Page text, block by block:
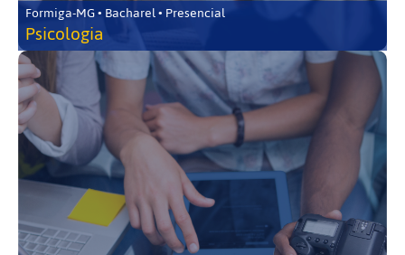
Formiga-MG • Bacharel • Presencial
Psicologia